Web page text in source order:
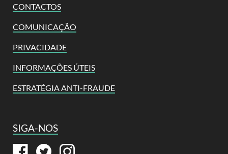
CONTACTOS
COMUNICAÇÃO
PRIVACIDADE
INFORMAÇÕES ÚTEIS
ESTRATÉGIA ANTI-FRAUDE
SIGA-NOS